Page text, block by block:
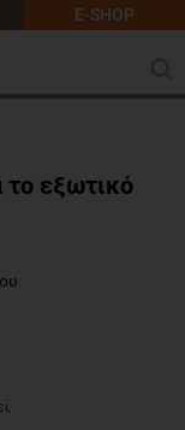
E-SHOP
το εξωτικό